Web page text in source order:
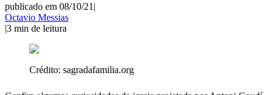
publicado em 08/10/21 |
Octavio Messias
|3 min de leitura
Crédito: sagradafamilia.org